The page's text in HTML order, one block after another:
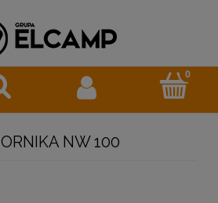
NW 100